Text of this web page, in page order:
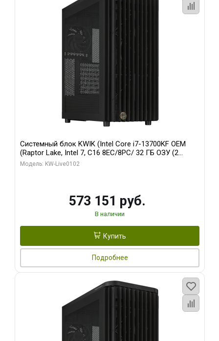
Системный блок KWIK (Intel Core i7-13700KF OEM
(Raptor Lake, Intel 7, C16 8EC/8PC/ 32 ГБ ОЗУ (2
модуля)/ Afox RTX4090 24GB GDDR6X 384-Bit 3xDP
Модель: KW-Live0102
573 151 руб.
В наличии
Купить
Подробнее